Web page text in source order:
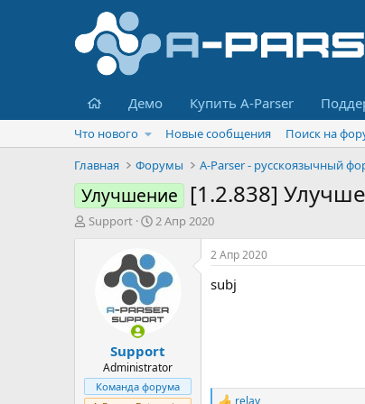
Главная
Демо Купить A-Parser
Что нового Новые сообщения
Поиск на
Главная
Форумы A-Parser - русскоязычный
Улучшение [1.2.838]
А
Support
Д
а
н
а
ч
л
а
2 Апр 2020
Support
Administrator
Команда форума
2 Апр 2020
subj
relay